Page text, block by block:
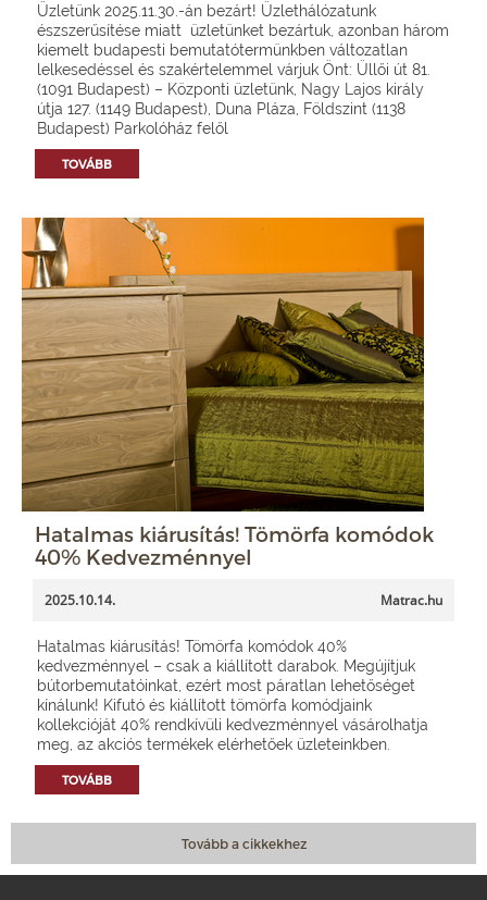
Üzletünk 2025.11.30.-án bezárt! Üzlethálózatunk
észszerűsítése miatt üzletünket bezártuk, azonban három
kiemelt budapesti bemutatótermünkben változatlan
lelkesedéssel és szakértelemmel várjuk Önt: Üllői út 81.
(1091 Budapest) – Központi üzletünk, Nagy Lajos király
útja 127. (1149 Budapest), Duna Pláza, Földszint (1138
Budapest) Parkolóház felől
TOVÁBB
Hatalmas kiárusítás! Tömörfa komódok
40% Kedvezménnyel
2025.10.14. Matrac.hu
Hatalmas kiárusítás! Tömörfa komódok 40%
kedvezménnyel – csak a kiállított darabok. Megújítjuk
bútorbemutatóinkat, ezért most páratlan lehetőséget
kínálunk! Kifutó és kiállított tömörfa komódjaink
kollekcióját 40% rendkívüli kedvezménnyel vásárolhatja
meg, az akciós termékek elérhetőek üzleteinkben.
TOVÁBB
Tovább a cikkekhez